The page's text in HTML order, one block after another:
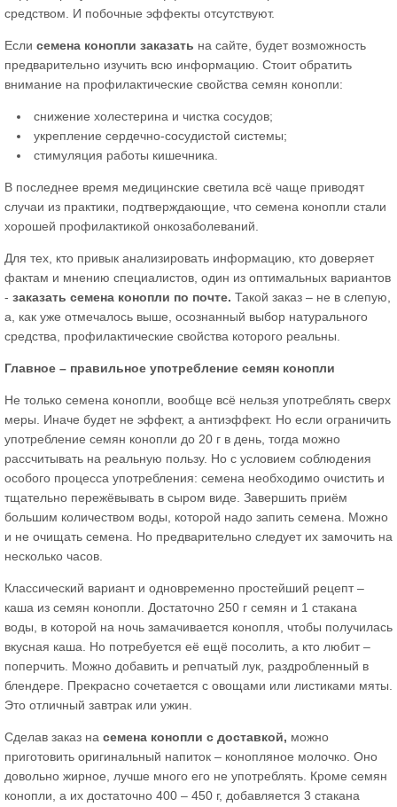
средством. И побочные эффекты отсутствуют.
Если семена конопли заказать на сайте, будет возможность
предварительно изучить всю информацию. Стоит обратить
внимание на профилактические свойства семян конопли:
снижение холестерина и чистка сосудов;
укрепление сердечно-сосудистой системы;
стимуляция работы кишечника.
В последнее время медицинские светила всё чаще приводят
случаи из практики, подтверждающие, что семена конопли стали
хорошей профилактикой онкозаболеваний.
Для тех, кто привык анализировать информацию, кто доверяет
фактам и мнению специалистов, один из оптимальных вариантов
- заказать семена конопли по почте. Такой заказ – не в слепую,
а, как уже отмечалось выше, осознанный выбор натурального
средства, профилактические свойства которого реальны.
Главное – правильное употребление семян конопли
Не только семена конопли, вообще всё нельзя употреблять сверх
меры. Иначе будет не эффект, а антиэффект. Но если ограничить
употребление семян конопли до 20 г в день, тогда можно
рассчитывать на реальную пользу. Но с условием соблюдения
особого процесса употребления: семена необходимо очистить и
тщательно пережёвывать в сыром виде. Завершить приём
большим количеством воды, которой надо запить семена. Можно
и не очищать семена. Но предварительно следует их замочить на
несколько часов.
Классический вариант и одновременно простейший рецепт –
каша из семян конопли. Достаточно 250 г семян и 1 стакана
воды, в которой на ночь замачивается конопля, чтобы получилась
вкусная каша. Но потребуется её ещё посолить, а кто любит –
поперчить. Можно добавить и репчатый лук, раздробленный в
блендере. Прекрасно сочетается с овощами или листиками мяты.
Это отличный завтрак или ужин.
Сделав заказ на семена конопли с доставкой, можно
приготовить оригинальный напиток – конопляное молочко. Оно
довольно жирное, лучше много его не употреблять. Кроме семян
конопли, а их достаточно 400 – 450 г, добавляется 3 стакана